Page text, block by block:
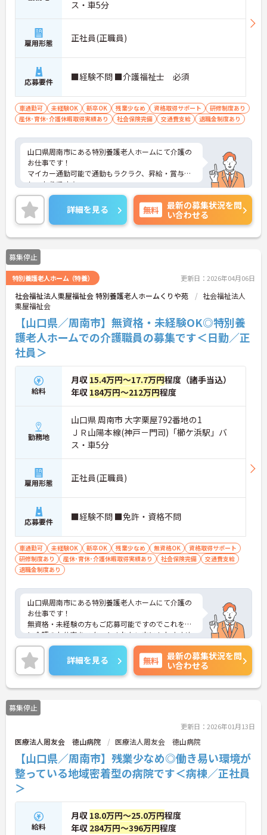
ス・車5分
雇用形態 正社員(正職員)
応募要件 ■経験不問 ■介護福祉士 必須
車通勤可 未経験OK 新卒OK 残業少なめ 資格取得サポート
研修制度あり
産休･育休･介護休暇取得実績あり
社会保険完備 交通費支給 退職金制度あり
山口県周南市にある特別養護老人ホームにて介護の
お仕事です！
マイカー通勤可能で通勤もラクラク、昇給・賞与も
しっかりです★
研修制度も整っているので未経験の方もご安心くだ
さい♪
ご興味ある方には、面接対策ポイントなど、さらに
詳細をお話しいたしますのでお気軽にご相談くださ
い。
詳細を見る 無料
最新の募集状況を問
い合わせる
募集停止
特別養護老人ホーム（特養） 更新日：2026年04月06日
社会福祉法人栗屋福祉会 特別養護老人ホームくりや苑
社会福祉法人
栗屋福祉会
【山口県／周南市】無資格・未経験OK◎特別養
護老人ホームでの介護職員の募集です＜日勤／正
社員＞
給料
月収 15.4万円～17.7万円程度（諸手当込）
年収 184万円～212万円程度
勤務地
山口県 周南市 大字栗屋792番地の1
ＪＲ山陽本線(神戸－門司)「櫛ケ浜駅」バ
ス・車5分
雇用形態 正社員(正職員)
応募要件 ■経験不問 ■免許・資格不問
車通勤可 未経験OK 新卒OK 残業少なめ 無資格OK
資格取得サポート
研修制度あり
産休･育休･介護休暇取得実績あり 社会保険完備
交通費支給
退職金制度あり
山口県周南市にある特別養護老人ホームにて介護の
お仕事です！
無資格・未経験の方もご応募可能ですのでこれを機
に介護のお仕事をスタートされたい方にもおすすめ
の求人です★
研修制度も整っているので未経験の方もご安心くだ
さい。
ご興味ある方には、面接対策ポイントなど、さらに
詳細をお話しいたしますのでお気軽にご相談くださ
い。
詳細を見る 無料
最新の募集状況を問
い合わせる
募集停止
更新日：2026年01月13日
医療法人周友会 徳山病院 医療法人周友会 徳山病院
【山口県／周南市】残業少なめ◎働き易い環境が
整っている地域密着型の病院です＜病棟／正社員
＞
給料
月収 18.0万円～25.0万円程度
年収 284万円～396万円程度